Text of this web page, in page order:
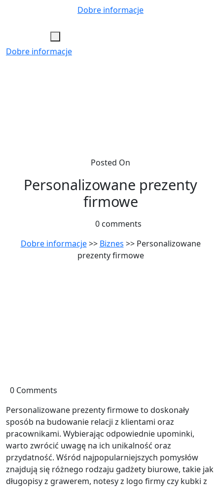
Dobre informacje
Dobre informacje
Posted On
Personalizowane prezenty
firmowe
0 comments
Dobre informacje>> Biznes >> Personalizowane
prezenty firmowe
0 Comments
Personalizowane prezenty firmowe to doskonały
sposób na budowanie relacji z klientami oraz
pracownikami. Wybierając odpowiednie upominki,
warto zwrócić uwagę na ich unikalność oraz
przydatność. Wśród najpopularniejszych pomysłów
znajdują się różnego rodzaju gadżety biurowe, takie jak
długopisy z grawerem, notesy z logo firmy czy kubki z